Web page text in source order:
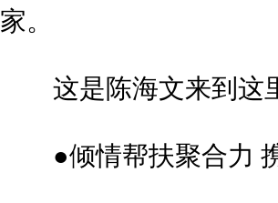
家。
这是陈海文来到这
●倾情帮扶聚合力